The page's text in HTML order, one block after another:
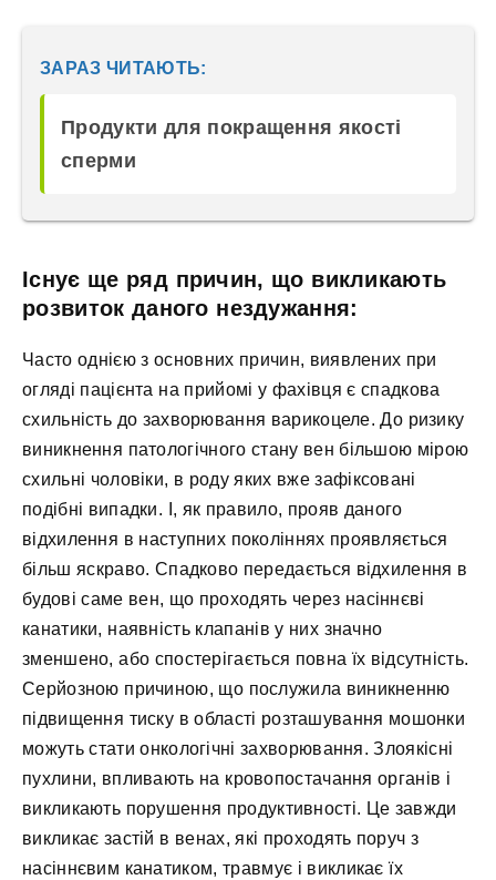
ЗАРАЗ ЧИТАЮТЬ:
Продукти для покращення якості
сперми
Існує ще ряд причин, що викликають
розвиток даного нездужання:
Часто однією з основних причин, виявлених при
огляді пацієнта на прийомі у фахівця є спадкова
схильність до захворювання варикоцеле. До ризику
виникнення патологічного стану вен більшою мірою
схильні чоловіки, в роду яких вже зафіксовані
подібні випадки. І, як правило, прояв даного
відхилення в наступних поколіннях проявляється
більш яскраво. Спадково передається відхилення в
будові саме вен, що проходять через насіннєві
канатики, наявність клапанів у них значно
зменшено, або спостерігається повна їх відсутність.
Серйозною причиною, що послужила виникненню
підвищення тиску в області розташування мошонки
можуть стати онкологічні захворювання. Злоякісні
пухлини, впливають на кровопостачання органів і
викликають порушення продуктивності. Це завжди
викликає застій в венах, які проходять поруч з
насіннєвим канатиком, травмує і викликає їх